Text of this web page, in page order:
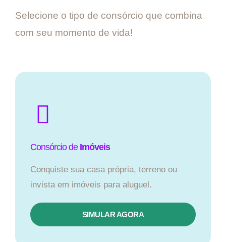
Selecione o tipo de consórcio que combina
com seu momento de vida!
Consórcio de Imóveis
Conquiste sua casa própria, terreno ou
invista em imóveis para aluguel.
SIMULAR AGORA​